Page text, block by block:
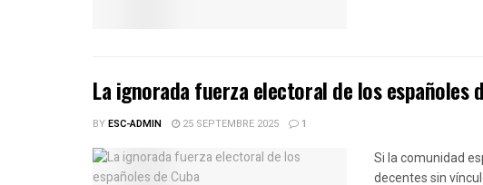
La ignorada fuerza electoral de los españoles
BYESC-ADMIN 25 SEPTEMBRE 2025 1
Si la comunidad
decentes sin